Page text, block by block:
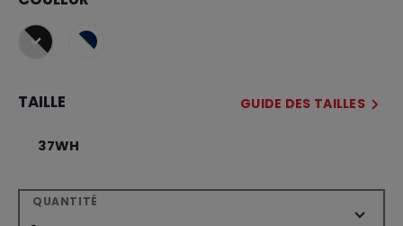
sélectionné
TAILLE GUIDE DES TAILLES
37WH
QUANTITÉ